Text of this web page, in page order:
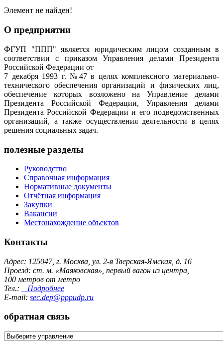
Элемент не найден!
О предприятии
ФГУП "ППП" является юридическим лицом созданным в
соответствии с приказом Управления делами Президента
Российской Федерации от
7 декабря 1993 г. №47 в целях комплексного материально-
технического обеспечения организаций и физических лиц,
обеспечение которых возложено на Управление делами
Президента Российской Федерации, Управления делами
Президента Российской Федерации и его подведомственных
организаций, а также осуществления деятельности в целях
решения социальных задач.
полезные разделы
Руководство
Справочная информация
Нормативные документы
Отчётная информация
Закупки
Вакансии
Местонахождение объектов
Контакты
Адрес: 125047, г. Москва, ул. 2-я Тверская-Ямская, д. 16
Проезд: ст. м. «Маяковская», первый вагон из центра,
100 метров от метро
Тел.:
Подробнее
E-mail: sec.dep@pppudp.ru
обратная связь